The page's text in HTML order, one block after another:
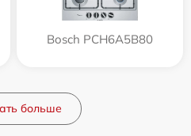
Bosch PCH6A5B80
больше